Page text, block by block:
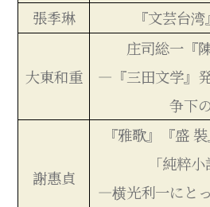
張季琳
『文芸台
大東和重
庄司総一『
―『三田文学』
争下
謝惠貞
『雅歌』『盛
「純粹
―横光利一にと